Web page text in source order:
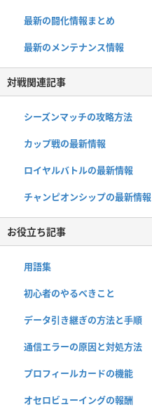
最新の闘化情報まとめ
最新のメンテナンス情報
対戦関連記事
シーズンマッチの攻略方法
カップ戦の最新情報
ロイヤルバトルの最新情報
チャンピオンシップの最新情報
お役立ち記事
用語集
初心者のやるべきこと
データ引き継ぎの方法と手順
通信エラーの原因と対処方法
プロフィールカードの機能
オセロビューイングの報酬